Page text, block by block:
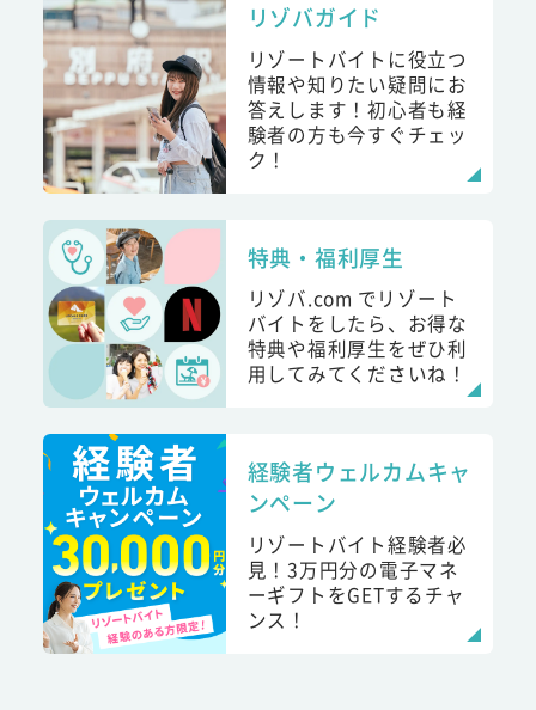
リゾバガイド
リゾートバイトに役立つ
情報や知りたい疑問にお
答えします！初心者も経
験者の方も今すぐチェッ
ク！
特典・福利厚生
リゾバ.com でリゾート
バイトをしたら、お得な
特典や福利厚生をぜひ利
用してみてくださいね！
経験者ウェルカムキャ
ンペーン
リゾートバイト経験者必
見！3万円分の電子マネ
ーギフトをGETするチャ
ンス！